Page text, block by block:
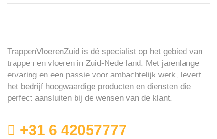
TrappenVloerenZuid is dé specialist op het gebied van
trappen en vloeren in Zuid-Nederland. Met jarenlange
ervaring en een passie voor ambachtelijk werk, levert
het bedrijf hoogwaardige producten en diensten die
perfect aansluiten bij de wensen van de klant.
+31 6 42057777